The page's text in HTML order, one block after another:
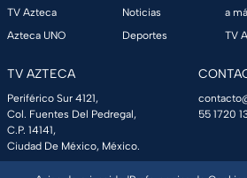
TV Azteca
Azteca UNO
Noticias
Deportes
a
TV
TV AZTECA
Periférico Sur 4121,
Col. Fuentes Del Pedregal,
C.P. 14141,
Ciudad De México, México.
55 1720